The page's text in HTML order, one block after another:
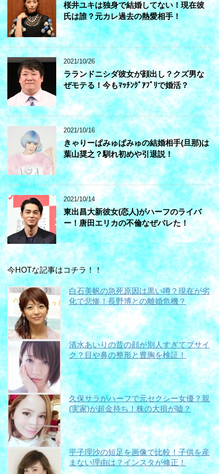
桜井ユキは独身で結婚してない！現在彼
氏は誰？元カレ過去の熱愛相手！
2021/10/26
ラランドニシダ彼女が顔出し？クズ男な
ぜモテる！今もﾏｯﾁﾝｸﾞｱﾌﾟﾘで婚活？
2021/10/16
きゃりーぱみゅぱみゅの結婚相手(旦那)は
葉山奨之？馴れ初めや引退説！
2021/10/14
東出昌大新彼女(恋人)がハーフのライバ
ー！唐田エリカの不倫なぜバレた！
今HOTな記事はコチラ！！
白石美帆の急死原因は黒い噂？現在が劣
化で悲惨！長野博との離婚危機？
清水あいりの昔の顔が別人すぎてブサイ
ク？目や鼻の整形と豊胸を検証！
久保サラがハーフで元セクシー女優？親
(実家)が超金持ち！株の大損が嘘？
平子理沙の短足を画像で比較！子供を産
まない理由は？インスタが修正！